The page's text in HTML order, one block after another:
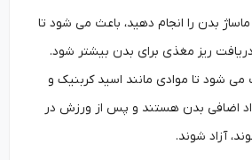
بدن را انجام دهید، باعث می شود تا
ریز مغذی برای بدن بیشتر شود.
تا موادی مانند اسید کربنیک و
بدن هستند و پس از ورزش در
شوند.